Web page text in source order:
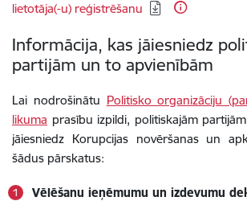
lietotāja(-u) reģistrēšanu
Informācija, kas jāiesniedz
partijām un to apvienībām
Lai nodrošinātu Politisko organizāciju
likuma prasību izpildi, politiskajām
jāiesniedz Korupcijas novēršanas un
šādus pārskatus:
Vēlēšanu ieņēmumu un izdevumu